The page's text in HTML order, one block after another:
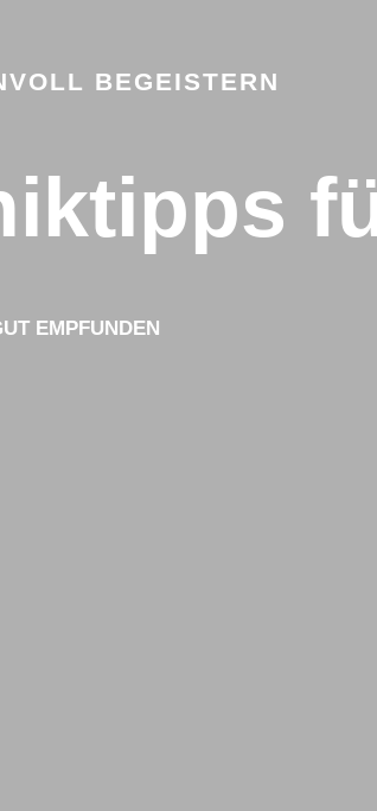
BEGEISTERN
EMPFUNDEN